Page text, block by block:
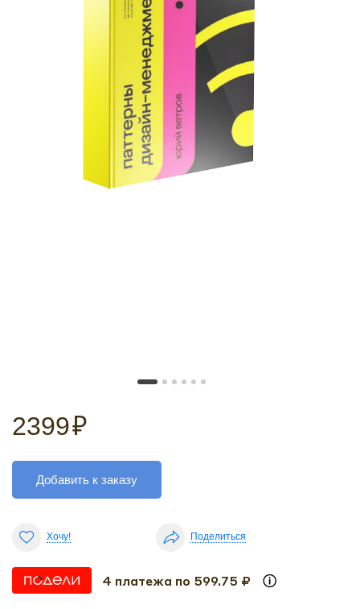
2399₽
Добавить к заказу
Хочу! Поделиться
4 платежа по 599.75 ₽